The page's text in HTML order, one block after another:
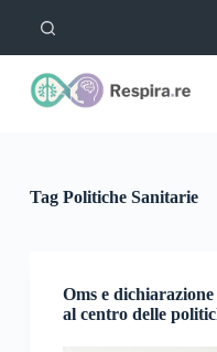
l
nTagPolitiche Sanitarie
Oms e
al centro delle